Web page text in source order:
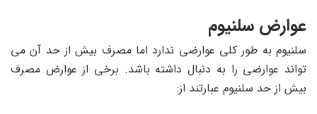
عوارض سلنیوم
سلنیوم به طور کلی عوارضی ندارد اما مصرف بیش از حد آن می
تواند عوارضی را به دنبال داشته باشد. برخی از عوارض مصرف
بیش از حد سلنیوم عبارتند از: